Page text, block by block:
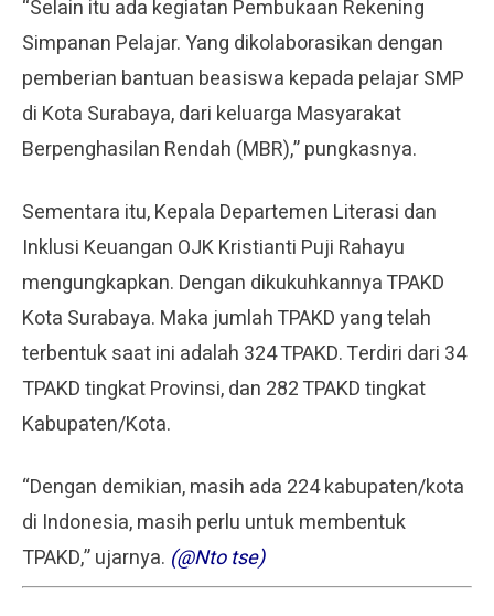
“Selain itu ada kegiatan Pembukaan Rekening
Simpanan Pelajar. Yang dikolaborasikan dengan
pemberian bantuan beasiswa kepada pelajar SMP
di Kota Surabaya, dari keluarga Masyarakat
Berpenghasilan Rendah (MBR),” pungkasnya.
Sementara itu, Kepala Departemen Literasi dan
Inklusi Keuangan OJK Kristianti Puji Rahayu
mengungkapkan. Dengan dikukuhkannya TPAKD
Kota Surabaya. Maka jumlah TPAKD yang telah
terbentuk saat ini adalah 324 TPAKD. Terdiri dari 34
TPAKD tingkat Provinsi, dan 282 TPAKD tingkat
Kabupaten/Kota.
“Dengan demikian, masih ada 224 kabupaten/kota
di Indonesia, masih perlu untuk membentuk
TPAKD,” ujarnya. (@Nto tse)